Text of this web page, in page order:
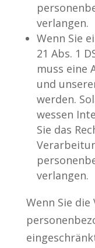
verlangen.
Wenn Sie
21 Abs. 1
muss eine
und
werden.
wessen
Sie das
verlangen.
Wenn Sie